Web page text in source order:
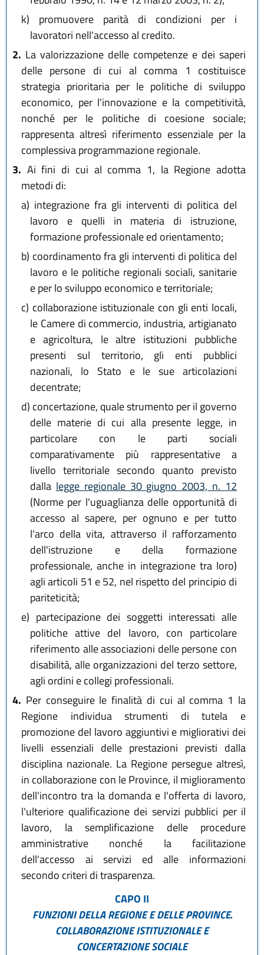
k) promuovere parità di condizioni per i
lavoratori nell'accesso al credito.
2. La valorizzazione delle competenze e dei saperi
delle persone di cui al comma 1 costituisce
strategia prioritaria per le politiche di sviluppo
economico, per l'innovazione e la competitività,
nonché per le politiche di coesione sociale;
rappresenta altresì riferimento essenziale per la
complessiva programmazione regionale.
3. Ai fini di cui al comma 1, la Regione adotta
metodi di:
a) integrazione fra gli interventi di politica del
lavoro e quelli in materia di istruzione,
formazione professionale ed orientamento;
b) coordinamento fra gli interventi di politica del
lavoro e le politiche regionali sociali, sanitarie
e per lo sviluppo economico e territoriale;
c) collaborazione istituzionale con gli enti locali,
le Camere di commercio, industria, artigianato
e agricoltura, le altre istituzioni pubbliche
presenti sul territorio, gli enti pubblici
nazionali, lo Stato e le sue articolazioni
decentrate;
d) concertazione, quale strumento per il governo
delle materie di cui alla presente legge, in
particolare con le parti sociali
comparativamente più rappresentative a
livello territoriale secondo quanto previsto
dalla legge regionale 30 giugno 2003, n. 12
(Norme per l'uguaglianza delle opportunità di
accesso al sapere, per ognuno e per tutto
l'arco della vita, attraverso il rafforzamento
dell'istruzione e della formazione
professionale, anche in integrazione tra loro)
agli articoli 51 e 52, nel rispetto del principio di
pariteticità;
e) partecipazione dei soggetti interessati alle
politiche attive del lavoro, con particolare
riferimento alle associazioni delle persone con
disabilità, alle organizzazioni del terzo settore,
agli ordini e collegi professionali.
4. Per conseguire le finalità di cui al comma 1 la
Regione individua strumenti di tutela e
promozione del lavoro aggiuntivi e migliorativi dei
livelli essenziali delle prestazioni previsti dalla
disciplina nazionale. La Regione persegue altresì,
in collaborazione con le Province, il miglioramento
dell'incontro tra la domanda e l'offerta di lavoro,
l'ulteriore qualificazione dei servizi pubblici per il
lavoro, la semplificazione delle procedure
amministrative nonché la facilitazione
dell'accesso ai servizi ed alle informazioni
secondo criteri di trasparenza.
CAPO II
FUNZIONI DELLA REGIONE E DELLE PROVINCE.
COLLABORAZIONE ISTITUZIONALE E
CONCERTAZIONE SOCIALE